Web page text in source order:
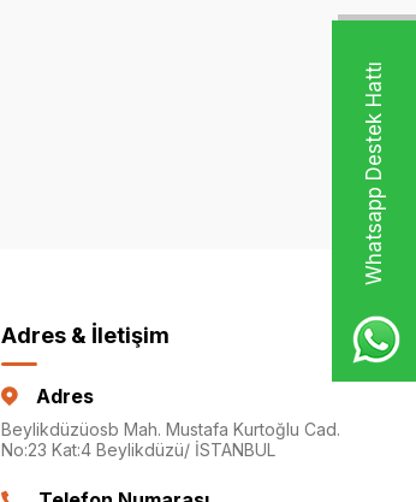
Whatsapp Destek Hattı
Adres & İletişim
Adres
Beylikdüzüosb Mah. Mustafa Kurtoğlu Cad.
No:23 Kat:4 Beylikdüzü/ İSTANBUL